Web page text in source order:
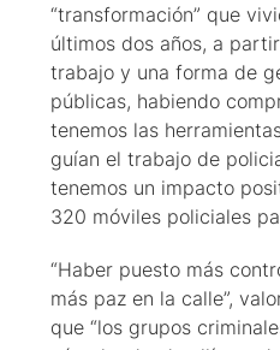
“transformación” que
últimos dos años, a
trabajo y una forma de
públicas, habiendo
tenemos las
guían el trabajo de
tenemos un impacto
320 móviles policiales
“Haber puesto más
más paz en la calle”,
que “los grupos